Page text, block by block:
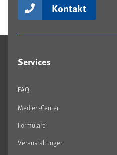
Kontakt
Services
FAQ
Medien-Center
Formulare
Veranstaltungen